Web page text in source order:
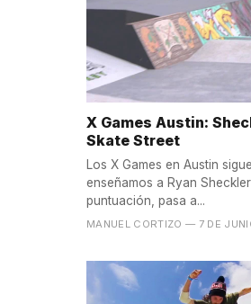
X Games Austin:
Skate Street
Los X Games en Austin
enseñamos a Ryan
puntuación, pasa a...
MANUEL CORTIZO — 7 DE